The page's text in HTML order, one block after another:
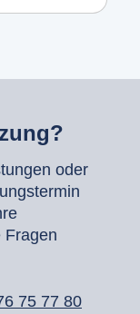
oder
Fragen
75 77 80